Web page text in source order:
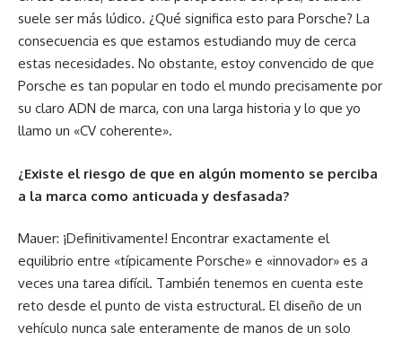
suele ser más lúdico. ¿Qué significa esto para Porsche? La
consecuencia es que estamos estudiando muy de cerca
estas necesidades. No obstante, estoy convencido de que
Porsche es tan popular en todo el mundo precisamente por
su claro ADN de marca, con una larga historia y lo que yo
llamo un «CV coherente».
¿Existe el riesgo de que en algún momento se perciba
a la marca como anticuada y desfasada?
Mauer: ¡Definitivamente! Encontrar exactamente el
equilibrio entre «típicamente Porsche» e «innovador» es a
veces una tarea difícil. También tenemos en cuenta este
reto desde el punto de vista estructural. El diseño de un
vehículo nunca sale enteramente de manos de un solo